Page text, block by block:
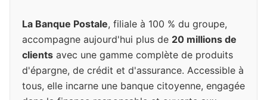
La Banque Postale, filiale à 100 % du groupe,
accompagne aujourd'hui plus de 20 millions de
clients avec une gamme complète de produits
d'épargne, de crédit et d'assurance. Accessible à
tous, elle incarne une banque citoyenne, engagée